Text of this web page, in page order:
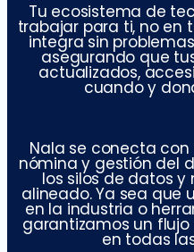
Tu ecosistema de
trabajar para ti, no en
integra sin
asegurando que
actualizados,
cuando y
Nala se conecta con
nómina y gestión del
los silos de datos
alineado. Ya sea que
en la industria o
garantizamos un
en todas